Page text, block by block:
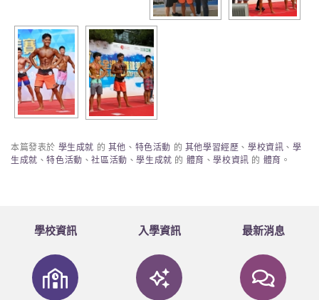
本篇發表於 學生成就 的 其他 、 特色活動 的 其他學習經歷 、學校資訊 、學
生成就 、特色活動 、社區活動 、學生成就 的 體育 、學校資訊 的 體育 。
學校資訊 入學資訊 最新消息